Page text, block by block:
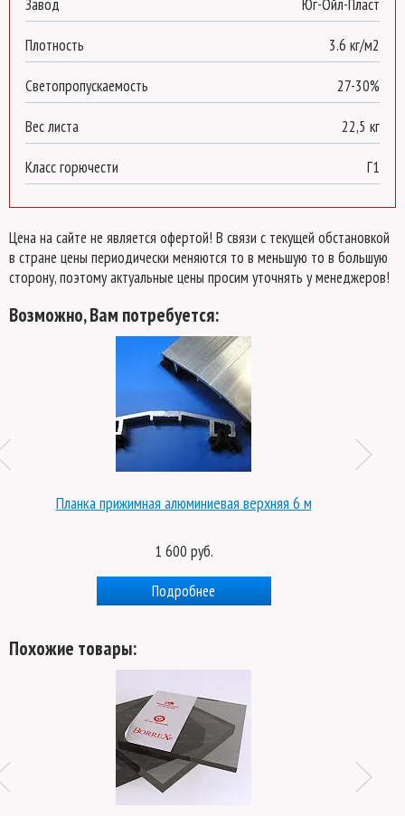
Завод Юг-Ойл-Пласт
Плотность 3.6 кг/м2
Светопропускаемость 27-30%
Вес листа 22,5 кг
Класс горючести Г1
Цена на сайте не является офертой! В связи с текущей обстановкой
в стране цены периодически меняются то в меньшую то в большую
сторону, поэтому актуальные цены просим уточнять у менеджеров!
Возможно, Вам потребуется:
верхняя 6 м Планка прижимная
Похожие товары: